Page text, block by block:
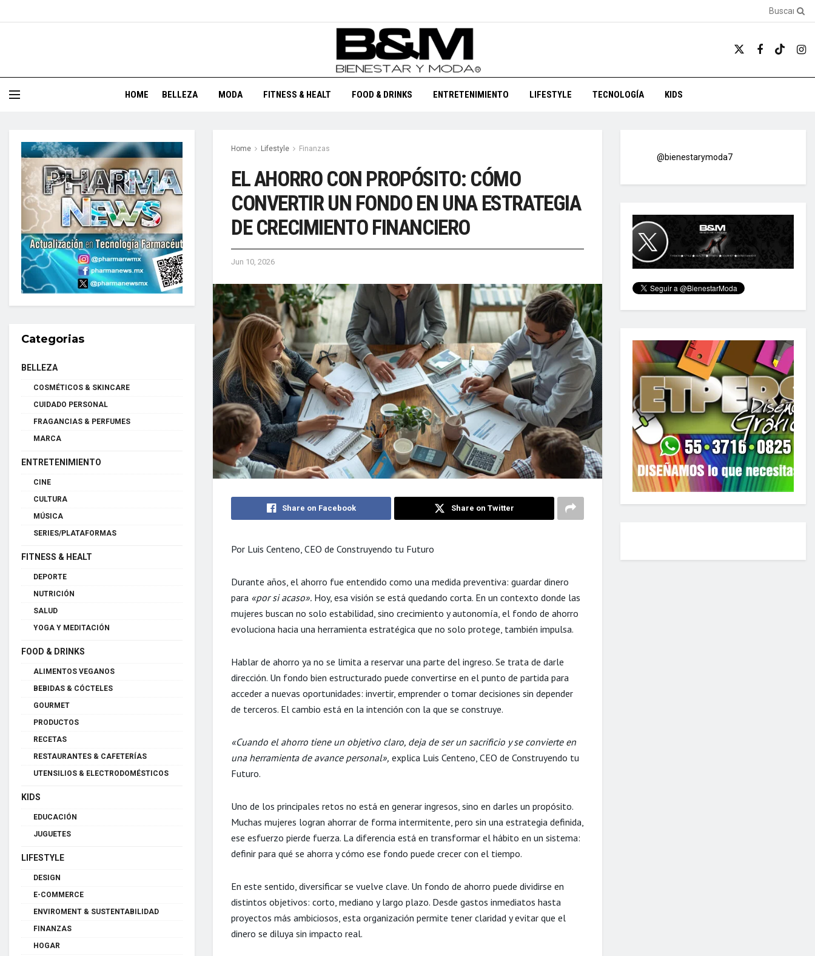
HOME BELLEZA MODA FITNESS & HEALT FOOD & DRINKS ENTRETENIMIENTO LIFESTYLE TECNOLOGÍA KIDS
Home Lifestyle Finanzas
EL AHORRO CON PROPÓSITO: CÓMO
CONVERTIR UN FONDO EN UNA ESTRATEGIA
DE CRECIMIENTO FINANCIERO
Jun 10, 2026
Share on Facebook Share on Twitter
Por Luis Centeno, CEO de Construyendo tu Futuro
Durante años, el ahorro fue entendido como una medida preventiva: guardar dinero
para «por si acaso». Hoy, esa visión se está quedando corta. En un contexto donde las
mujeres buscan no solo estabilidad, sino crecimiento y autonomía, el fondo de ahorro
evoluciona hacia una herramienta estratégica que no solo protege, también impulsa.
Hablar de ahorro ya no se limita a reservar una parte del ingreso. Se trata de darle
dirección. Un fondo bien estructurado puede convertirse en el punto de partida para
acceder a nuevas oportunidades: invertir, emprender o tomar decisiones sin depender
de terceros. El cambio está en la intención con la que se construye.
«Cuando el ahorro tiene un objetivo claro, deja de ser un sacrificio y se convierte en
una herramienta de avance personal», explica Luis Centeno, CEO de Construyendo tu
Futuro.
Uno de los principales retos no está en generar ingresos, sino en darles un propósito.
Muchas mujeres logran ahorrar de forma intermitente, pero sin una estrategia definida,
ese esfuerzo pierde fuerza. La diferencia está en transformar el hábito en un sistema:
definir para qué se ahorra y cómo ese fondo puede crecer con el tiempo.
En este sentido, diversificar se vuelve clave. Un fondo de ahorro puede dividirse en
distintos objetivos: corto, mediano y largo plazo. Desde gastos inmediatos hasta
proyectos más ambiciosos, esta organización permite tener claridad y evitar que el
dinero se diluya sin impacto real.
Categorias
BELLEZA
COSMÉTICOS & SKINCARE
CUIDADO PERSONAL
FRAGANCIAS & PERFUMES
MARCA
ENTRETENIMIENTO
CINE
CULTURA
MÚSICA
SERIES/PLATAFORMAS
FITNESS & HEALT
DEPORTE
NUTRICIÓN
SALUD
YOGA Y MEDITACIÓN
FOOD & DRINKS
ALIMENTOS VEGANOS
BEBIDAS & CÓCTELES
GOURMET
PRODUCTOS
RECETAS
RESTAURANTES & CAFETERÍAS
UTENSILIOS & ELECTRODOMÉSTICOS
KIDS
EDUCACIÓN
JUGUETES
LIFESTYLE
DESIGN
E-COMMERCE
ENVIROMENT & SUSTENTABILIDAD
FINANZAS
HOGAR
@bienestarymoda7